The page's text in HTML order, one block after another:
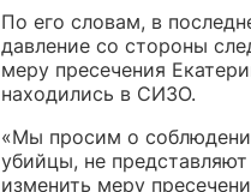
По его словам, в
давление со стороны
меру пресечения
находились в СИЗО.
«Мы просим о
убийцы, не
изменить меру